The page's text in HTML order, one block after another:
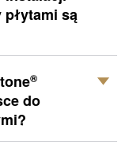
płytami są
®
do